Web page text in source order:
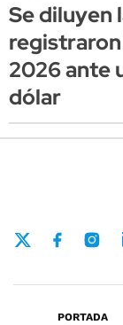
Se diluyen
2026 ante
dólar
PORTADA